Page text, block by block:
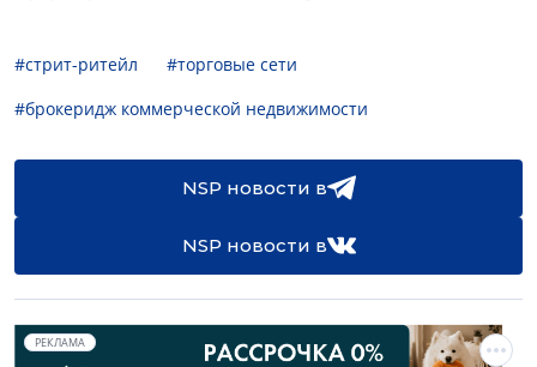
#стрит-ритейл
#торговые сети
#брокеридж коммерческой недвижимости
NSP новости в
NSP новости в
РЕКЛАМА